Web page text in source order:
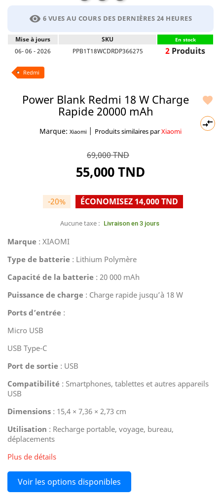
visibility 6 VUES AU COURS DES DERNIÈRES 24 HEURES
Mise à jours SKU En stock
06- 06 - 2026 PPB1T18WCDRDP366275 2 Produits
Redmi


Power Blank Redmi 18 W Charge
Rapide 20000 mAh
Marque: Xiaomi | Produits similaires parXiaomi
69,000 TND
55,000 TND
-20% ÉCONOMISEZ 14,000 TND
Aucune taxe : Livraison en 3 jours
Marque : XIAOMI
Type de batterie : Lithium Polymère
Capacité de la batterie : 20 000 mAh
Puissance de charge : Charge rapide jusqu’à 18 W
Ports d’entrée :
Micro USB
USB Type-C
Port de sortie : USB
Compatibilité : Smartphones, tablettes et autres appareils
USB
Dimensions : 15,4 × 7,36 × 2,73 cm
Utilisation : Recharge portable, voyage, bureau,
déplacements
Plus de détails
Voir les options disponibles